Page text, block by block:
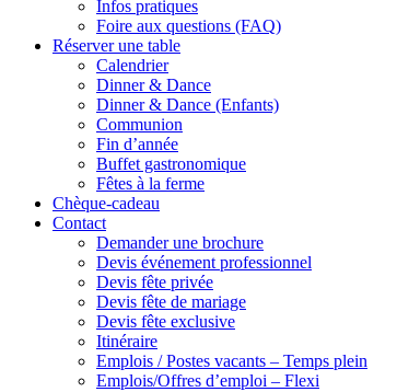
Infos pratiques
Foire aux questions (FAQ)
Réserver une table
Calendrier
Dinner & Dance
Dinner & Dance (Enfants)
Communion
Fin d’année
Buffet gastronomique
Fêtes à la ferme
Chèque-cadeau
Contact
Demander une brochure
Devis événement professionnel
Devis fête privée
Devis fête de mariage
Devis fête exclusive
Itinéraire
Emplois / Postes vacants – Temps plein
Emplois/Offres d’emploi – Flexi